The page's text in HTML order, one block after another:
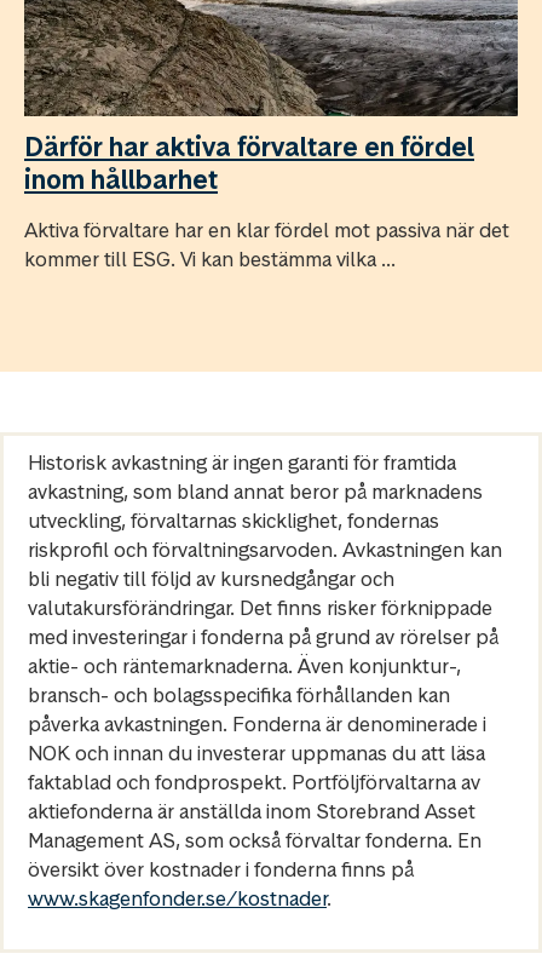
Därför har aktiva förvaltare en fördel
inom hållbarhet
Aktiva förvaltare har en klar fördel mot passiva när det
kommer till ESG. Vi kan bestämma vilka ...
Historisk avkastning är ingen garanti för framtida
avkastning, som bland annat beror på marknadens
utveckling, förvaltarnas skicklighet, fondernas
riskprofil och förvaltningsarvoden. Avkastningen kan
bli negativ till följd av kursnedgångar och
valutakursförändringar. Det finns risker förknippade
med investeringar i fonderna på grund av rörelser på
aktie- och räntemarknaderna. Även konjunktur-,
bransch- och bolagsspecifika förhållanden kan
påverka avkastningen. Fonderna är denominerade i
NOK och innan du investerar uppmanas du att läsa
faktablad och fondprospekt. Portföljförvaltarna av
aktiefonderna är anställda inom Storebrand Asset
Management AS, som också förvaltar fonderna. En
översikt över kostnader i fonderna finns på
www.skagenfonder.se/kostnader.